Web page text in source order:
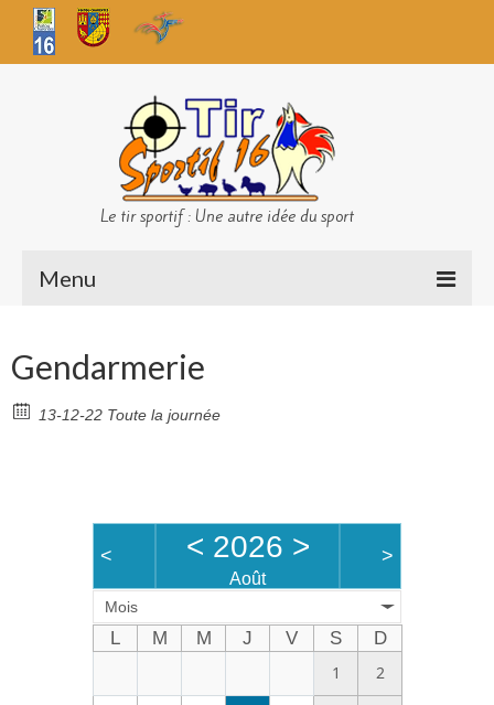
Le tir sportif : Une autre idée du sport
Menu
Sécurité
Challenges TS 16
Bénévoles
Vidéos
Boutique
Gendarmerie
13-12-22 Toute la journée
< < 2026 >
Août
>
Mois
L M M J V S
D
1
2